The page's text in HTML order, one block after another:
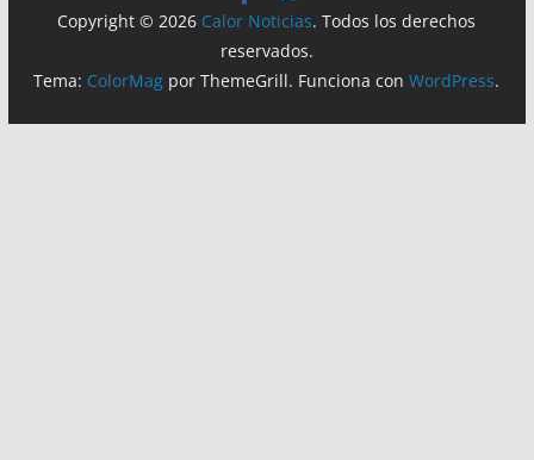
Copyright © 2026 Calor Noticias. Todos los derechos
reservados.
Tema: ColorMag por ThemeGrill. Funciona conWordPress.